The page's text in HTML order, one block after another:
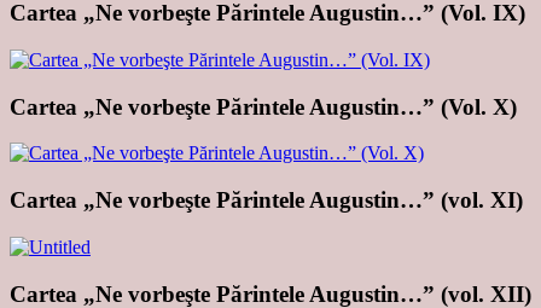
Cartea „Ne vorbeşte Părintele Augustin…” (Vol. IX)
Cartea „Ne vorbeşte Părintele Augustin…” (Vol. X)
Cartea „Ne vorbeşte Părintele Augustin…” (vol. XI)
Cartea „Ne vorbeşte Părintele Augustin…” (vol. XII)